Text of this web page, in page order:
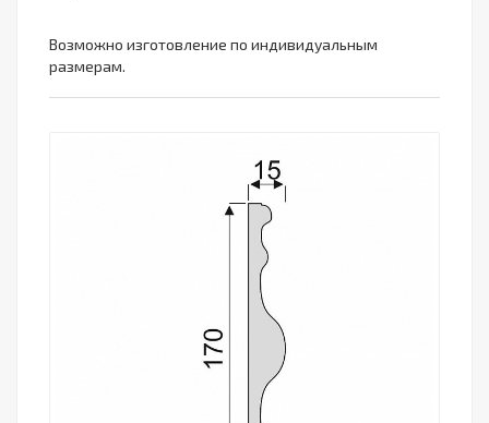
Возможно изготовление по индивидуальным
размерам.